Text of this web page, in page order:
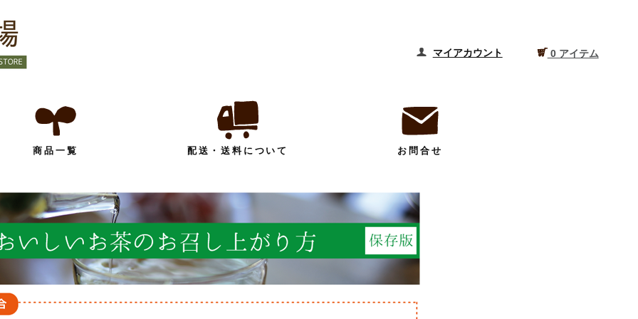
マイアカウント 0 アイテム
商品一覧 配送・送料について お問合せ